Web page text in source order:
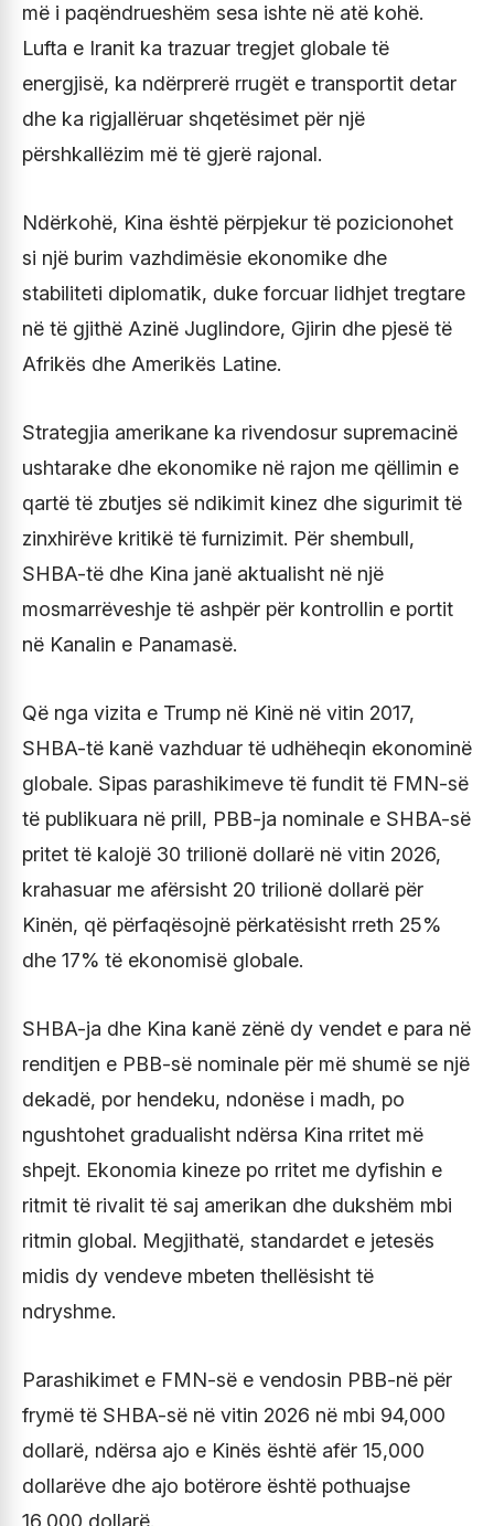
më i paqëndrueshëm sesa ishte në atë kohë.
Lufta e Iranit ka trazuar tregjet globale të
energjisë, ka ndërprerë rrugët e transportit detar
dhe ka rigjallëruar shqetësimet për një
përshkallëzim më të gjerë rajonal.
Ndërkohë, Kina është përpjekur të pozicionohet
si një burim vazhdimësie ekonomike dhe
stabiliteti diplomatik, duke forcuar lidhjet tregtare
në të gjithë Azinë Juglindore, Gjirin dhe pjesë të
Afrikës dhe Amerikës Latine.
Strategjia amerikane ka rivendosur supremacinë
ushtarake dhe ekonomike në rajon me qëllimin e
qartë të zbutjes së ndikimit kinez dhe sigurimit të
zinxhirëve kritikë të furnizimit. Për shembull,
SHBA-të dhe Kina janë aktualisht në një
mosmarrëveshje të ashpër për kontrollin e portit
në Kanalin e Panamasë.
Që nga vizita e Trump në Kinë në vitin 2017,
SHBA-të kanë vazhduar të udhëheqin ekonominë
globale. Sipas parashikimeve të fundit të FMN-së
të publikuara në prill, PBB-ja nominale e SHBA-së
pritet të kalojë 30 trilionë dollarë në vitin 2026,
krahasuar me afërsisht 20 trilionë dollarë për
Kinën, që përfaqësojnë përkatësisht rreth 25%
dhe 17% të ekonomisë globale.
SHBA-ja dhe Kina kanë zënë dy vendet e para në
renditjen e PBB-së nominale për më shumë se një
dekadë, por hendeku, ndonëse i madh, po
ngushtohet gradualisht ndërsa Kina rritet më
shpejt. Ekonomia kineze po rritet me dyfishin e
ritmit të rivalit të saj amerikan dhe dukshëm mbi
ritmin global. Megjithatë, standardet e jetesës
midis dy vendeve mbeten thellësisht të
ndryshme.
Parashikimet e FMN-së e vendosin PBB-në për
frymë të SHBA-së në vitin 2026 në mbi 94,000
dollarë, ndërsa ajo e Kinës është afër 15,000
dollarëve dhe ajo botërore është pothuajse
16,000 dollarë.